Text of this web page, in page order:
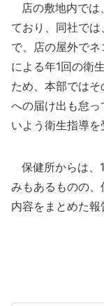
店の敷地内では
ており、同社で
で、店の屋外で
による年1回の衛
ため、本部では
への届け出も怠
いよう衛生指導を
保健所からは、
みもあるものの
内容をまとめた報